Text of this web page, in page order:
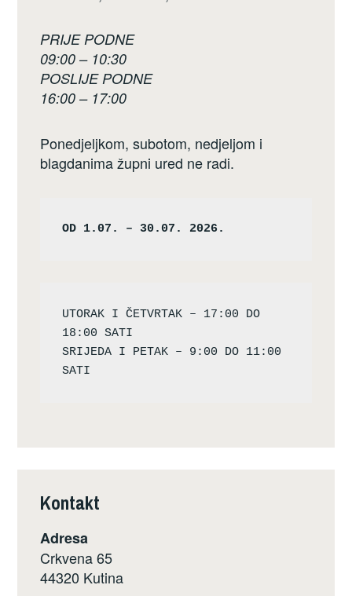
PRIJE PODNE
09:00 – 10:30
POSLIJE PODNE
16:00 – 17:00
Ponedjeljkom, subotom, nedjeljom i
blagdanima župni ured ne radi.
OD 1.07. – 30.07. 2026.
UTORAK I ČETVRTAK – 17:00 DO
18:00 SATI
SRIJEDA I PETAK – 9:00 DO 11:00
Kontakt
Adresa
Crkvena 65
44320 Kutina